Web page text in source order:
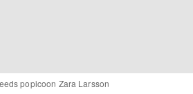
popicoon Zara Larsson